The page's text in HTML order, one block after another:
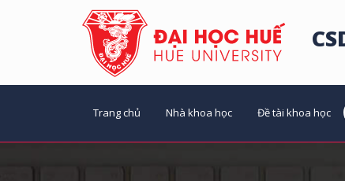
Trang chủ Nhà khoa học Đề tài khoa học